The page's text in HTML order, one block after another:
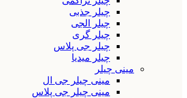
چیلر جذبی
چیلر الجی
چیلر گری
چیلر جی پلاس
چیلر میدیا
مینی چیلر
مینی چیلر جی ال
مینی چیلر جی پلاس